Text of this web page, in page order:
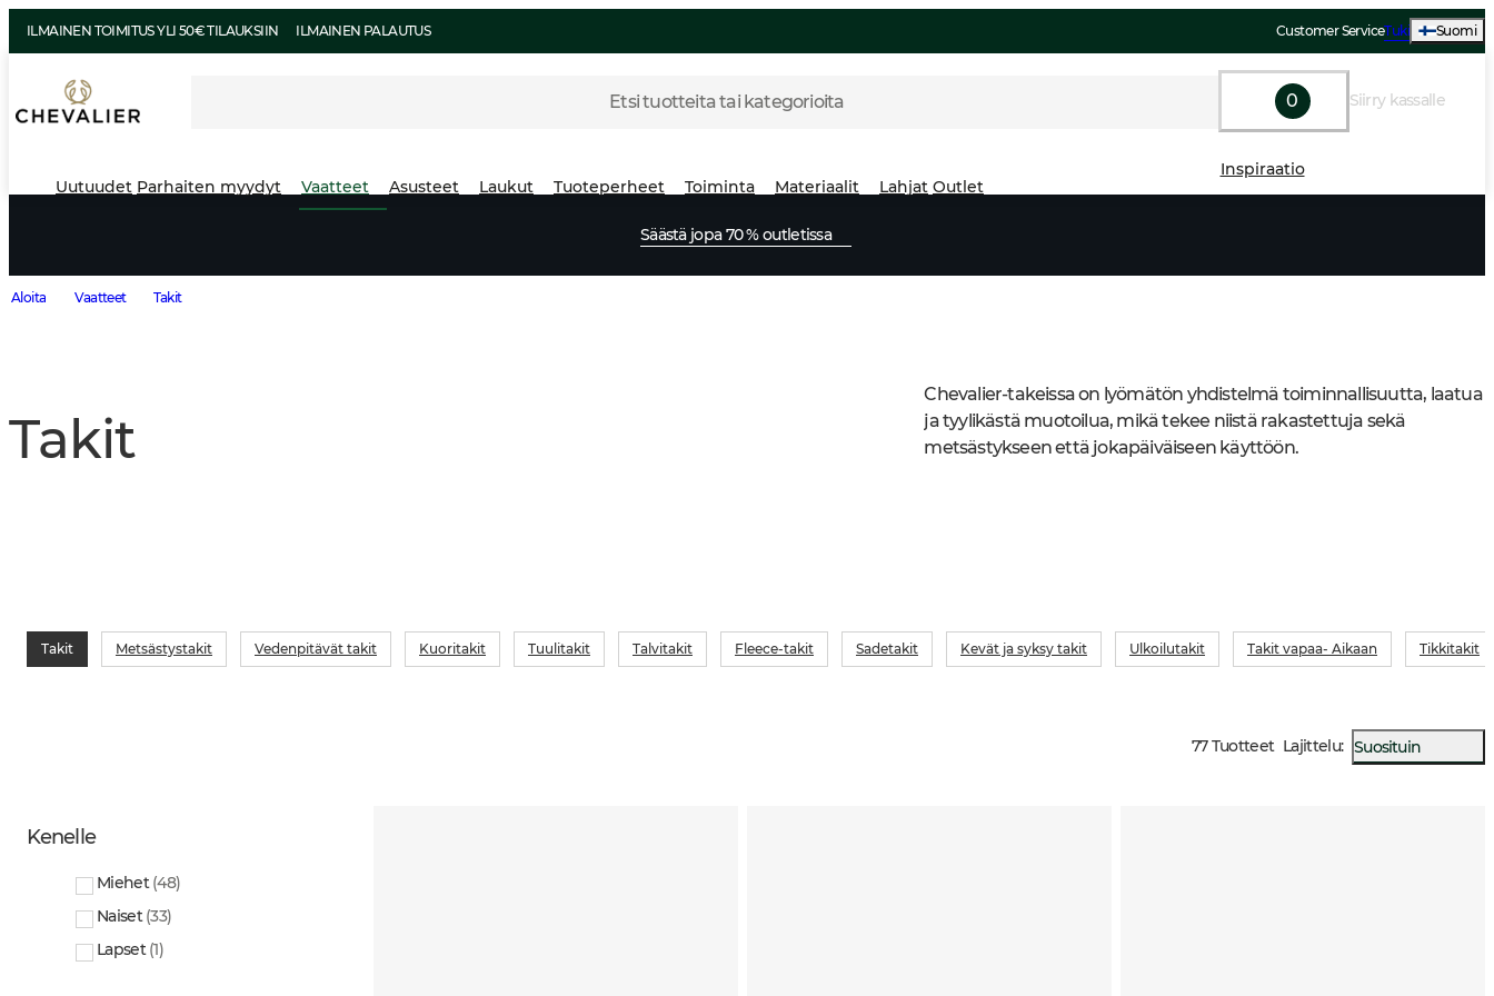
ILMAINEN TOIMITUS YLI 50€ TILAUKSIIN ILMAINEN PALAUTUS Customer ServiceTuki Suomi
Etsi tuotteita tai kategorioita 0 Siirry kassalle
Uutuudet Parhaiten myydyt Vaatteet Asusteet Laukut Tuoteperheet Toiminta Materiaalit Lahjat Outlet
Inspiraatio
Säästä jopa 70 % outletissa
Aloita Vaatteet Takit
Takit
Chevalier-takeissa on lyömätön yhdistelmä toiminnallisuutta, laatua
ja tyylikästä muotoilua, mikä tekee niistä rakastettuja sekä
metsästykseen että jokapäiväiseen käyttöön.
Takit Metsästystakit Vedenpitävät takit Kuoritakit Tuulitakit Talvitakit Fleece-takit Sadetakit Kevät ja syksy takit Ulkoilutakit Takit vapaa- Aikaan Tikkitakit
77 Tuotteet Lajittelu: Suosituin
Kenelle
Miehet (48)
Naiset (33)
Lapset (1)